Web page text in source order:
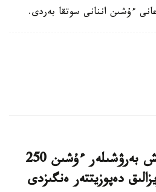
ءۇشىن اننانى سوتقا بەردى.
ا ق ش كەيبىر ءوتىنىش بەرۋشىلەر ءۇشىن 250
دەپوزيتتەر ەنگىزدى